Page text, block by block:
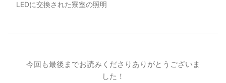
LEDに交換された寮室の照明
今回も最後までお読みくださりありがとうございま
した！